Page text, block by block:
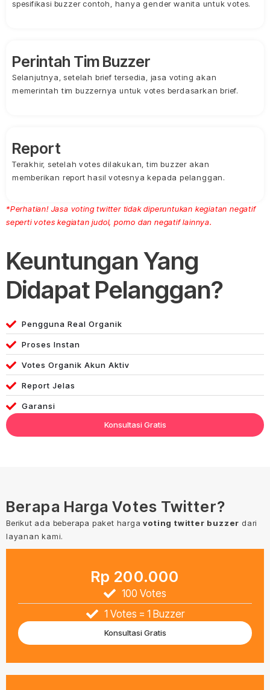
spesifikasi buzzer contoh, hanya gender wanita untuk votes.
Perintah Tim Buzzer
Selanjutnya, setelah brief tersedia, jasa voting akan
memerintah tim buzzernya untuk votes berdasarkan brief.
Report
Terakhir, setelah votes dilakukan, tim buzzer akan
memberikan report hasil votesnya kepada pelanggan.
*Perhatian! Jasa voting twitter tidak diperuntukan kegiatan negatif
seperti votes kegiatan judol, porno dan negatif lainnya.
Keuntungan Yang
Didapat Pelanggan?
Pengguna Real Organik
Proses Instan
Votes Organik Akun Aktiv
Report Jelas
Garansi
Konsultasi Gratis
Berapa Harga Votes Twitter?
Berikut ada beberapa paket hargavoting twitter buzzer dari
layanan kami.
Rp 200.000
100 Votes
1 Votes = 1 Buzzer
Konsultasi Gratis